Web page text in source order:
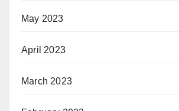
May 2023
April 2023
March 2023